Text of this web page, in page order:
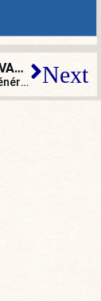
ARTICLE SUIVANT
La statue du général de Castelnau vandalisée : des gauchistes ignares Next